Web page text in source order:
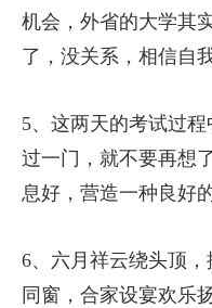
机会，外省的大学其
了，没关系，相信自
5、这两天的考试过
过一门，就不要再想
息好，营造一种良好
6、六月祥云绕头顶
同窗，合家设宴欢乐